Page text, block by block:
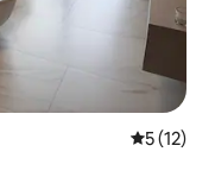
5 (12)